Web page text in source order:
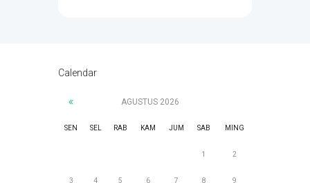
Calendar
AGUSTUS 2026
SEN SEL RAB KAM JUM SAB MING
1 2
3 4 5 6 7 8 9